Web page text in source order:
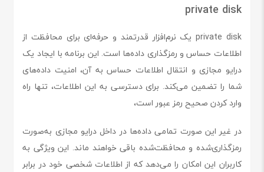
private disk
private disk یک نرم‌افزار قدرتمند و حرفه‌ای برای محافظت از
اطلاعات حساس و رمزگذاری داده‌ها است. این برنامه با ایجاد یک
درایو مجازی و انتقال اطلاعات حساس به آن، امنیت داده‌های
شما را تضمین می‌کند. برای دسترسی به این اطلاعات، تنها راه
وارد کردن صحیح رمز عبور است،
در غیر این صورت تمامی داده‌ها در داخل درایو مجازی به‌صورت
رمزگذاری‌شده و محافظت‌شده باقی خواهند ماند. این ویژگی به
کاربران این امکان را می‌دهد که از اطلاعات شخصی خود در برابر